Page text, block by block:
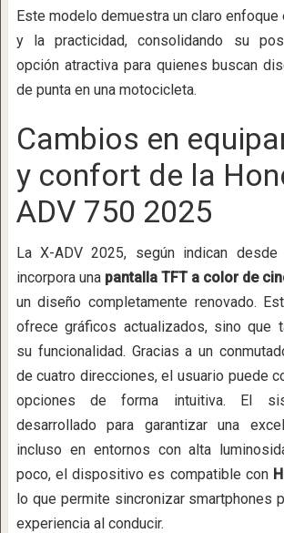
Este modelo demuestra un claro enfoque
y la practicidad, consolidando su
opción atractiva para quienes buscan
de punta en una motocicleta.
Cambios en
y confort de la
ADV 750 2025
La X-ADV 2025, según indican desde
incorpora unapantalla TFT a color de
un diseño completamente renovado.
ofrece gráficos actualizados, sino que
su funcionalidad. Gracias a un
de cuatro direcciones, el usuario puede
opciones de forma intuitiva. El
desarrollado para garantizar una
incluso en entornos con alta
poco, el dispositivo es compatible con
lo que permite sincronizar smartphones
experiencia al conducir.